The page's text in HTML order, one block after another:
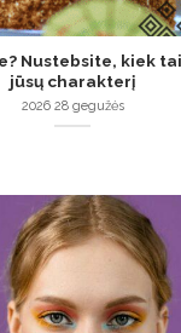
Nustebsite, kiek
jūsų charakterį
2026 28 gegužės